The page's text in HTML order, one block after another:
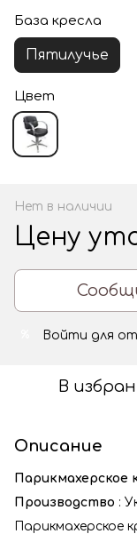
База кресла
Пятилучье
Цвет
Нет в наличии
Цену
Войти для
В
Описание
Парикмахерское
Производство :
Парикмахерское